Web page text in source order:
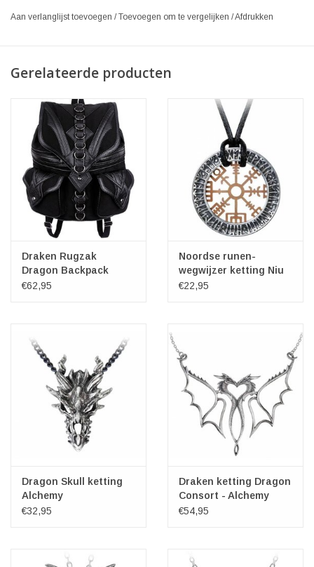
Aan verlanglijst toevoegen /Toevoegen om te vergelijken /Afdrukken
Gerelateerde producten
Draken Rugzak
Dragon Backpack
Restyle
€62,95
Noordse runen-
wegwijzer ketting Niu
Heimar Vegvisir -
€22,95
Dragon Skull ketting
Alchemy
€32,95
Draken ketting Dragon
Consort - Alchemy
€54,95